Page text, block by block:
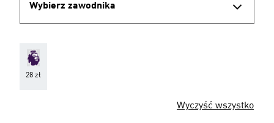
Wybierz zawodnika
28 zł
Wyczyść wszystko